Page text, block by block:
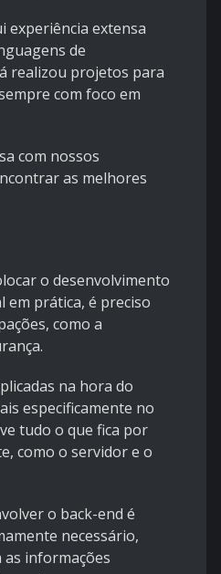
experiência extensa
de
realizou projetos para
com foco em
com nossos
as melhores
o desenvolvimento
prática, é preciso
como a
na hora do
especificamente no
tudo o que fica por
como o servidor e o
o back-end é
necessário,
as informações